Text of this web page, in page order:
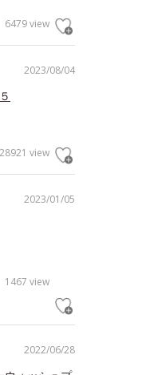
6479 view
2023/08/04
28921 view
2023/01/05
1467 view
2022/06/28